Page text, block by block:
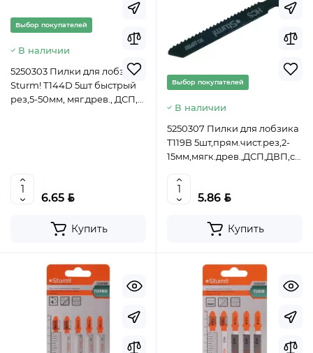
Выбор покупателей
В наличии
5250303 Пилки для лобзика
Sturm! T144D 5шт быстрый
рез,5-50мм, мяг.древ., ДСП,
6.65 BYN
Купить
Выбор покупателей
В наличии
5250307 Пилки для лобзика
T119B 5шт,прям.чист.рез,2-
5.86 BYN
Купить